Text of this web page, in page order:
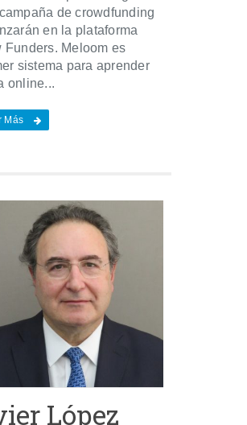
de crowdfunding
en la plataforma
Funders. Meloom es
sistema para aprender
online...
Más
López